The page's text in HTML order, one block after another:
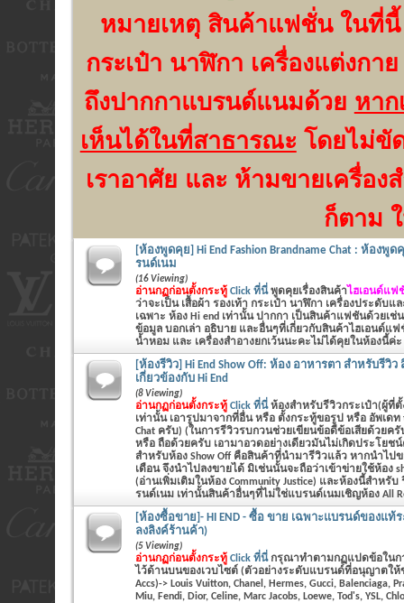
หมายเหตุ สินค้าแฟชั่น ในที่นี้
กระเป๋า นาฬิกา เครื่องแต่งกา
ถึงปากกาแบรนด์แนมด้วย หาก
เห็นได้ในที่สาธารณะ โดยไม่ขั
เราอาศัย และ ห้ามขายเครื่อง
ก็ตาม
[ห้องพูดคุย] Hi End Fashion Brandname Chat : ห้องพู
รนด์เนม
(16 Viewing)
อ่านกฏก่อนตั้งกระทู้ Click ที่นี่ พูดคุยเรื่องสินค้าไฮเอนด์แฟ
ว่าจะเป็นเสื้อผ้า รองเท้า กระเป๋า นาฬิกา เครื่องประดับแ
เฉพาะ ห้อง Hi end เท่านั้น ปากกา เป็นสินค้าแฟชันด้วยเช่
ข้อมูล บอกเล่า อธิบาย และอื่นๆที่เกี่ยวกับสินค้าไฮเอนด์แ
น้ำหอม และ เครื่องสำอางยกเว้นนะคะไม่ได้คุยในห้องนี้ค่ะ
[ห้องรีวิว] Hi End Show Off: ห้อง อาหารตา สำหรับรีวิว
เกี่ยวข้องกับ Hi End
(8 Viewing)
อ่านกฏก่อนตั้งกระทู้ Click ที่นี่ ห้องสำหรับรีวิวกระเป๋า(ผู้ที่
เท่านั้น เอารูปมาจากที่อื่น หรือ ตั้งกระทู้ขอรูป หรือ อัพเดท
Chat ครับ) (ในการรีวิวรบกวนช่วยเขียนข้อดีข้อเสียด้วยค
หรือ ถือด้วยครับ เอามาอวดอย่างเดียวมันไม่เกิดประโยช
สำหรับห้อง Show Off คือสินค้าที่นำมารีวิวแล้ว หากนำไป
เดือน จึงนำไปลงขายได้ มิเช่นนั้นจะถือว่าเข้าข่ายใช้ห้อง
(อ่านเพิ่มเติมในห้อง Community Justice) และห้องนี้สำหรั
รนด์เนม เท่านั้นสินค้าอื่นๆที่ไม่ใช่แบรนด์เนมเชิญห้อง All
[ห้องซื้อขาย]- HI END - ซื้อ ขาย เฉพาะแบรนด์ของแท้
ลงลิงค์ร้านค้า)
(5 Viewing)
อ่านกฏก่อนตั้งกระทู้ Click ที่นี่ กรุณาทำตามกฏแปดข้อในก
ไว้ด้านบนของเวบไซต์ (ตัวอย่างระดับแบรนด์ที่อนุญาตให้
Accs)-> Louis Vuitton, Chanel, Hermes, Gucci, Balenciaga,
Miu, Fendi, Dior, Celine, Marc Jacobs, Loewe, Tod's, YSL,